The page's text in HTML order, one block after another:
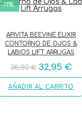
-11%
APIVITA BEEVINE ELIXIR
CONTORNO DE OJOS &
LABIOS LIFT ARRUGAS
36,90€ 32,95 €
AÑADIR AL CARRITO